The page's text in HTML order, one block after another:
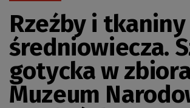
Rzeźby i tkaniny
średniowiecza.
gotycka w
Muzeum